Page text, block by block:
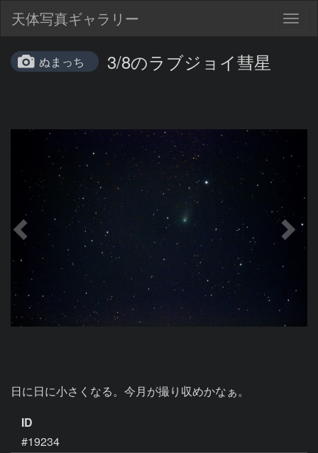
天体写真ギャラリー
ぬまっち 3/8のラブジョイ彗星
日に日に小さくなる。今月が撮り収めかなぁ。
ID
#19234